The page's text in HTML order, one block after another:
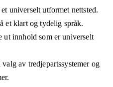
universelt utformet nettsted.
et klart og tydelig språk.
ut innhold som er universelt
av tredjepartssystemer og